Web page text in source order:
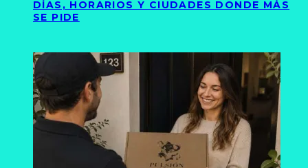
DÍAS, HORARIOS Y CIUDADES DONDE MÁS
SE PIDE